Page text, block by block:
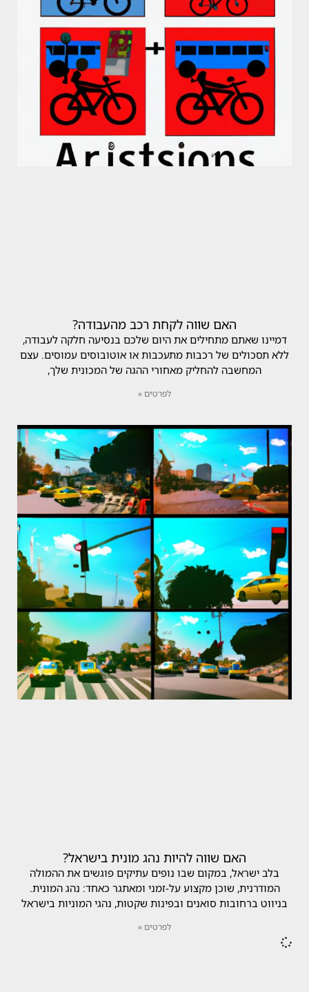
האם שווה לקחת רכב מהעבודה?
דמיינו שאתם מתחילים את היום שלכם בנסיעה חלקה לעבודה,
ללא תסכולים של רכבות מתעכבות או אוטובוסים עמוסים. עצם
המחשבה להחליק מאחורי ההגה של המכונית שלך,
לפרטים »
האם שווה להיות נהג מונית בישראל?
בלב ישראל, במקום שבו נופים עתיקים פוגשים את ההמולה
המודרנית, שוכן מקצוע על-זמני ומאתגר כאחד: נהג המונית.
בניווט ברחובות סואנים ובפינות שקטות, נהגי המוניות בישראל
לפרטים »